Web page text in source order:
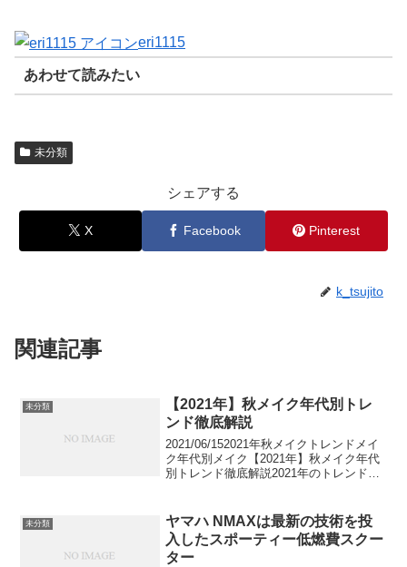
eri1115
あわせて読みたい
未分類
シェアする
X Facebook Pinterest
k_tsujito
関連記事
未分類
【2021年】秋メイク年代別トレ
ンド徹底解説
2021/06/152021年秋メイクトレンドメイ
ク年代別メイク【2021年】秋メイク年代
別トレンド徹底解説2021年のトレンドを
落を目一杯楽しむことができる季節で
す。...
未分類
ヤマハ NMAXは最新の技術を投
入したスポーティー低燃費スクー
ター